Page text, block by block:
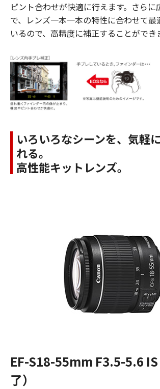
ピント合わせが快適に行えます。さらに
で、レンズ一本一本の特性に合わせて最
いるので、高精度に補正することができ
いろいろなシーンを、気軽
れる。
高性能キットレンズ。
EF-S18-55mm F3.5-5.6
了）